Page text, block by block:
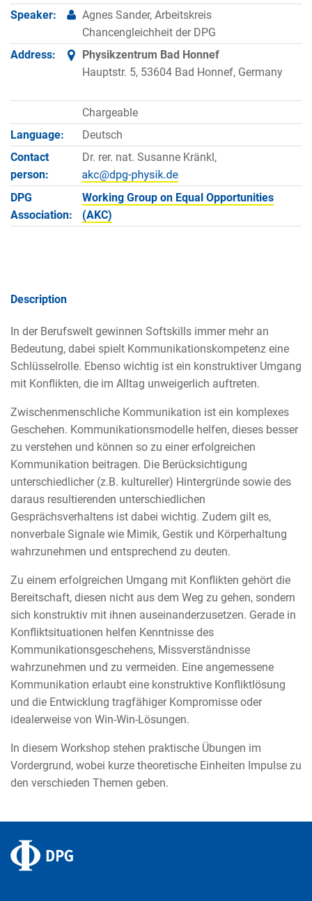
Speaker:
Agnes Sander, Arbeitskreis
Chancengleichheit der DPG
Address:
Physikzentrum Bad Honnef
Hauptstr. 5, 53604 Bad Honnef, Germany
Chargeable
Language:
Deutsch
Contact
person:
Dr. rer. nat. Susanne Kränkl,
DPG
Association:
Working Group on Equal Opportunities
(AKC)
Description
In der Berufswelt gewinnen Softskills immer mehr an
Bedeutung, dabei spielt Kommunikationskompetenz eine
Schlüsselrolle. Ebenso wichtig ist ein konstruktiver Umgang
mit Konflikten, die im Alltag unweigerlich auftreten.
Zwischenmenschliche Kommunikation ist ein komplexes
Geschehen. Kommunikationsmodelle helfen, dieses besser
zu verstehen und können so zu einer erfolgreichen
Kommunikation beitragen. Die Berücksichtigung
unterschiedlicher (z.B. kultureller) Hintergründe sowie des
daraus resultierenden unterschiedlichen
Gesprächsverhaltens ist dabei wichtig. Zudem gilt es,
nonverbale Signale wie Mimik, Gestik und Körperhaltung
wahrzunehmen und entsprechend zu deuten.
Zu einem erfolgreichen Umgang mit Konflikten gehört die
Bereitschaft, diesen nicht aus dem Weg zu gehen, sondern
sich konstruktiv mit ihnen auseinanderzusetzen. Gerade in
Konfliktsituationen helfen Kenntnisse des
Kommunikationsgeschehens, Missverständnisse
wahrzunehmen und zu vermeiden. Eine angemessene
Kommunikation erlaubt eine konstruktive Konfliktlösung
und die Entwicklung tragfähiger Kompromisse oder
idealerweise von Win-Win-Lösungen.
In diesem Workshop stehen praktische Übungen im
Vordergrund, wobei kurze theoretische Einheiten Impulse zu
den verschieden Themen geben.